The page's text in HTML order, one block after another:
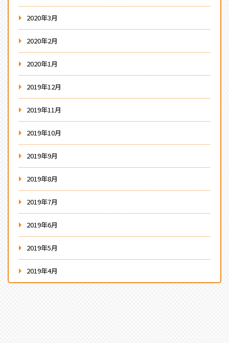
2020年3月
2020年2月
2020年1月
2019年12月
2019年11月
2019年10月
2019年9月
2019年8月
2019年7月
2019年6月
2019年5月
2019年4月